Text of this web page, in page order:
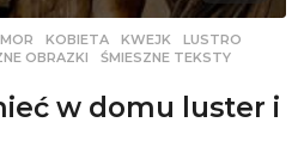
,KOBIETA ,KWEJK ,LUSTRO
OBRAZKI ,ŚMIESZNE TEKSTY
w domu luster i